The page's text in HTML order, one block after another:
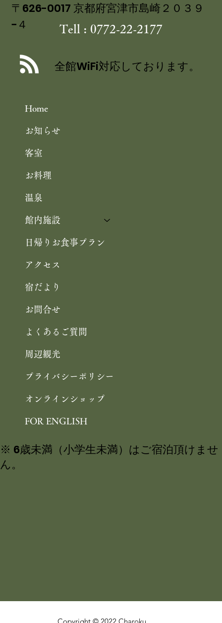
Home
お知らせ
客室
お料理
温泉
館内施設
日帰りお食事プラン
アクセス
宿だより
お問合せ
よくあるご質問
周辺観光
プライバシーポリシー
オンラインショップ
FOR ENGLISH
〒626-0017 京都府宮津市島崎２０３９
−４
Tell : 0772-22-2177
全館WiFi対応しております。
※ 6歳未満（小学生未満）はご宿泊頂けませ
ん。